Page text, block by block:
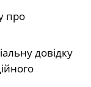
про
довідку